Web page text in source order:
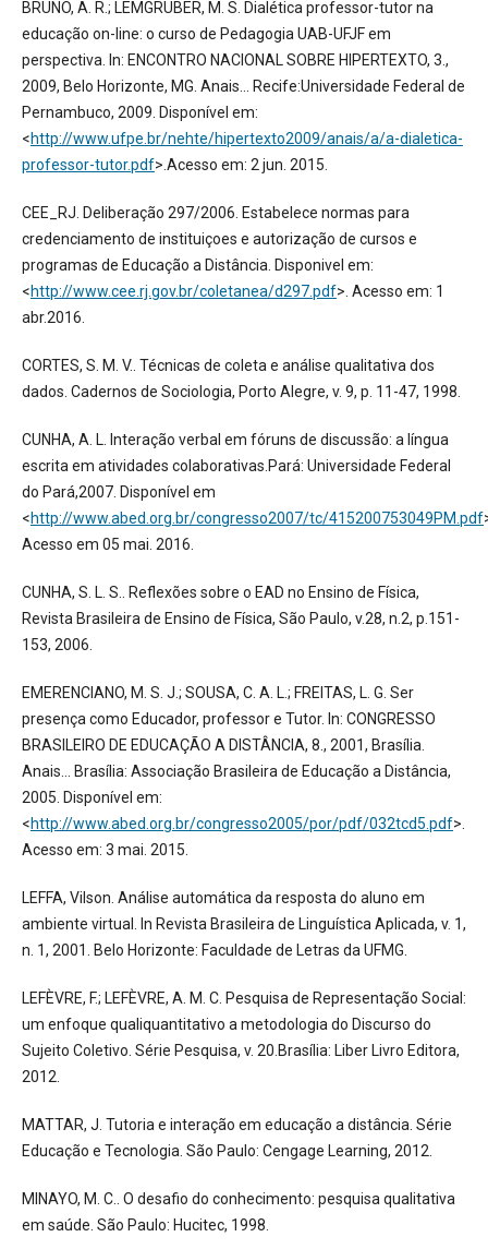
BRUNO, A. R.; LEMGRUBER, M. S. Dialética professor-tutor na
educação on-line: o curso de Pedagogia UAB-UFJF em
perspectiva. In: ENCONTRO NACIONAL SOBRE HIPERTEXTO, 3.,
2009, Belo Horizonte, MG. Anais... Recife:Universidade Federal de
Pernambuco, 2009. Disponível em:
<http://www.ufpe.br/nehte/hipertexto2009/anais/a/a-dialetica-
professor-tutor.pdf>.Acesso em: 2 jun. 2015.
CEE_RJ. Deliberação 297/2006. Estabelece normas para
credenciamento de instituiçoes e autorização de cursos e
programas de Educação a Distância. Disponivel em:
<http://www.cee.rj.gov.br/coletanea/d297.pdf>. Acesso em: 1
abr.2016.
CORTES, S. M. V.. Técnicas de coleta e análise qualitativa dos
dados. Cadernos de Sociologia, Porto Alegre, v. 9, p. 11-47, 1998.
CUNHA, A. L. Interação verbal em fóruns de discussão: a língua
escrita em atividades colaborativas.Pará: Universidade Federal
do Pará,2007. Disponível em
<http://www.abed.org.br/congresso2007/tc/415200753049PM.pdf
Acesso em 05 mai. 2016.
CUNHA, S. L. S.. Reflexões sobre o EAD no Ensino de Física,
Revista Brasileira de Ensino de Física, São Paulo, v.28, n.2, p.151-
153, 2006.
EMERENCIANO, M. S. J.; SOUSA, C. A. L.; FREITAS, L. G. Ser
presença como Educador, professor e Tutor. In: CONGRESSO
BRASILEIRO DE EDUCAÇÃO A DISTÂNCIA, 8., 2001, Brasília.
Anais... Brasília: Associação Brasileira de Educação a Distância,
2005. Disponível em:
<http://www.abed.org.br/congresso2005/por/pdf/032tcd5.pdf>.
Acesso em: 3 mai. 2015.
LEFFA, Vilson. Análise automática da resposta do aluno em
ambiente virtual. In Revista Brasileira de Linguística Aplicada, v. 1,
n. 1, 2001. Belo Horizonte: Faculdade de Letras da UFMG.
LEFÈVRE, F.; LEFÈVRE, A. M. C. Pesquisa de Representação Social:
um enfoque qualiquantitativo a metodologia do Discurso do
Sujeito Coletivo. Série Pesquisa, v. 20.Brasília: Liber Livro Editora,
2012.
MATTAR, J. Tutoria e interação em educação a distância. Série
Educação e Tecnologia. São Paulo: Cengage Learning, 2012.
MINAYO, M. C.. O desafio do conhecimento: pesquisa qualitativa
em saúde. São Paulo: Hucitec, 1998.